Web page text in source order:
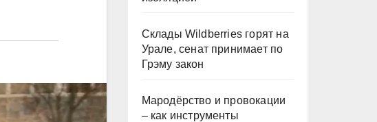
Склады Wildberries горят на
Урале, сенат принимает по
Грэму закон
Мародёрство и провокации
– как инструменты